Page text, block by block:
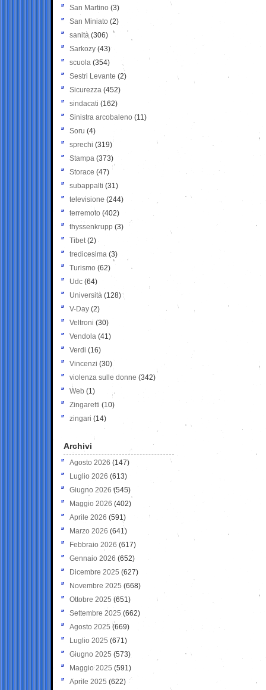
San Martino (3)
San Miniato (2)
sanità (306)
Sarkozy (43)
scuola (354)
Sestri Levante (2)
Sicurezza (452)
sindacati (162)
Sinistra arcobaleno (11)
Soru (4)
sprechi (319)
Stampa (373)
Storace (47)
subappalti (31)
televisione(244)
terremoto (402)
thyssenkrupp (3)
Tibet(2)
tredicesima (3)
Turismo (62)
Udc (64)
Università (128)
V-Day (2)
Veltroni (30)
Vendola (41)
Verdi (16)
Vincenzi (30)
violenza sulle donne (342)
Web (1)
Zingaretti (10)
zingari (14)
Archivi
Agosto 2026 (147)
Luglio 2026 (613)
Giugno 2026 (545)
Maggio 2026 (402)
Aprile 2026 (591)
Marzo 2026 (641)
Febbraio 2026 (617)
Gennaio 2026 (652)
Dicembre 2025 (627)
Novembre 2025 (668)
Ottobre 2025 (651)
Settembre 2025 (662)
Agosto 2025 (669)
Luglio 2025 (671)
Giugno 2025 (573)
Maggio 2025 (591)
Aprile 2025 (622)